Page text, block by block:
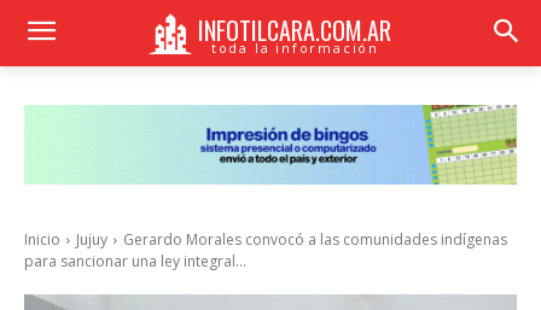
INFOTILCARA.COM.AR
toda la información
Inicio Jujuy
Gerardo Morales convocó a las comunidades indígenas
para sancionar una ley integral...